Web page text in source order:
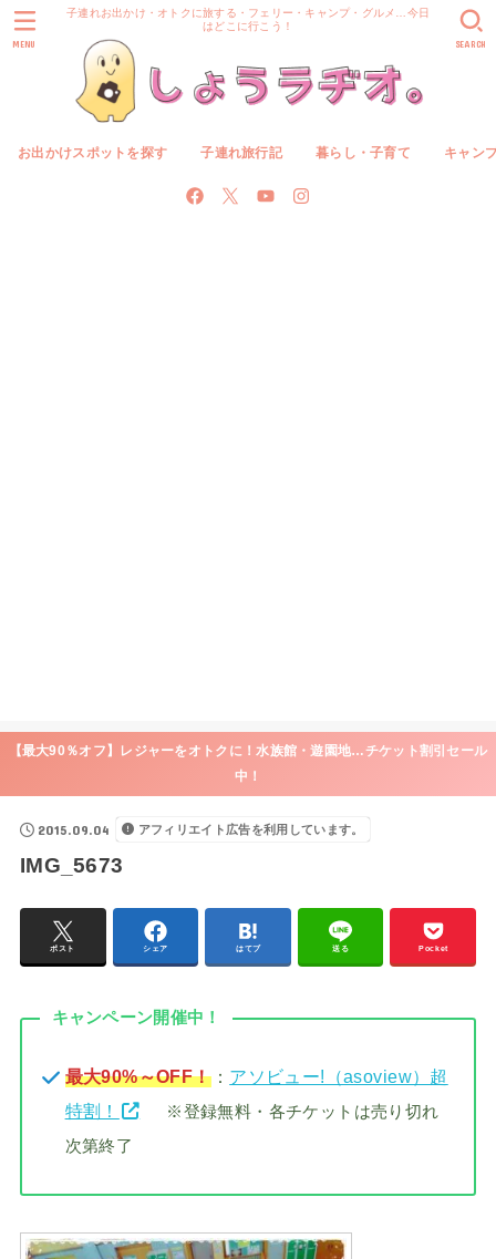
子連れお出かけ・オトクに旅する・フェリー・キャンプ・グルメ…今日
はどこに行こう！
お出かけスポットを探す 子連れ旅行記 暮らし・子育て キャン
SEARCH
MENU
【最大90％オフ】レジャーをオトクに！水族館・遊園地…チケット割引セール
中！
2015.09.04 アフィリエイト広告を利用しています。
IMG_5673
ポスト シェア はてブ 送る Pocket
キャンペーン開催中！
最大90%～OFF！： アソビュー!（asoview）超
特割！
※登録無料・各チケットは売り切れ
次第終了